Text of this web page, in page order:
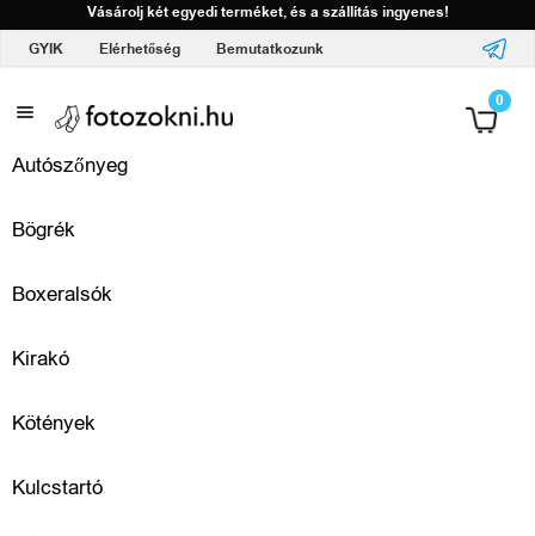
Vásárolj két egyedi terméket, és a szállítás ingyenes!
GYIK
Elérhetőség Bemutatkozunk
0
Kezdőlap FAQ Kdaj bo moje naročilo odposlano?
A
l
ó
l
Anyák napja
Autószőnyeg
Bögrék
Boxeralsók
Kirakó
Kötények
Kulcstartó